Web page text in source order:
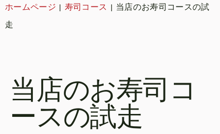
ホームページ | 寿司コース | 当店のお寿司コースの試
走
当店のお寿司コ
ースの試走